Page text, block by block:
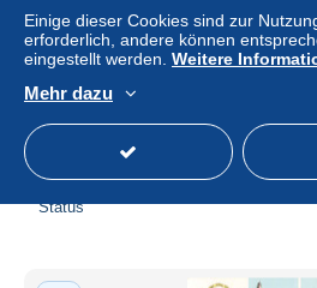
Status
Einige dieser Cookies sind zur
erforderlich, andere können
eingestellt werden. Weitere
Mehr dazu